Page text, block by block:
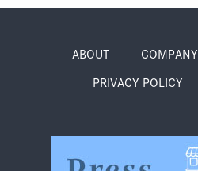
ABOUT COMPANY
PRIVACY POLICY